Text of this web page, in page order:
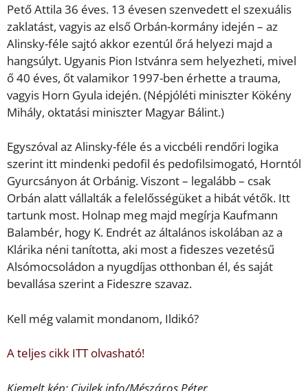
Pető Attila 36 éves. 13 évesen szenvedett el szexuális
zaklatást, vagyis az első Orbán-kormány idején – az
Alinsky-féle sajtó akkor ezentúl őrá helyezi majd a
hangsúlyt. Ugyanis Pion Istvánra sem helyezheti, mivel
ő 40 éves, őt valamikor 1997-ben érhette a trauma,
vagyis Horn Gyula idején. (Népjóléti miniszter Kökény
Mihály, oktatási miniszter Magyar Bálint.)
Egyszóval az Alinsky-féle és a viccbéli rendőri logika
szerint itt mindenki pedofil és pedofilsimogató, Horntól
Gyurcsányon át Orbánig. Viszont – legalább – csak
Orbán alatt vállalták a felelősségüket a hibát vétők. Itt
tartunk most. Holnap meg majd megírja Kaufmann
Balambér, hogy K. Endrét az általános iskolában az a
Klárika néni tanította, aki most a fideszes vezetésű
Alsómocsoládon a nyugdíjas otthonban él, és saját
bevallása szerint a Fideszre szavaz.
Kell még valamit mondanom, Ildikó?
A teljes cikk ITT olvasható!
Kiemelt kép: Civilek.info/Mészáros Péter